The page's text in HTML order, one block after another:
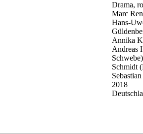
Drama,
Marc
Hans-
Annika
Andreas
Schmidt
2018